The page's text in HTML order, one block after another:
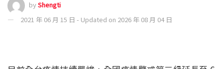
byShengti
2021 年 06 月 15 日 - Updated on 2026 年 08 月 04 日